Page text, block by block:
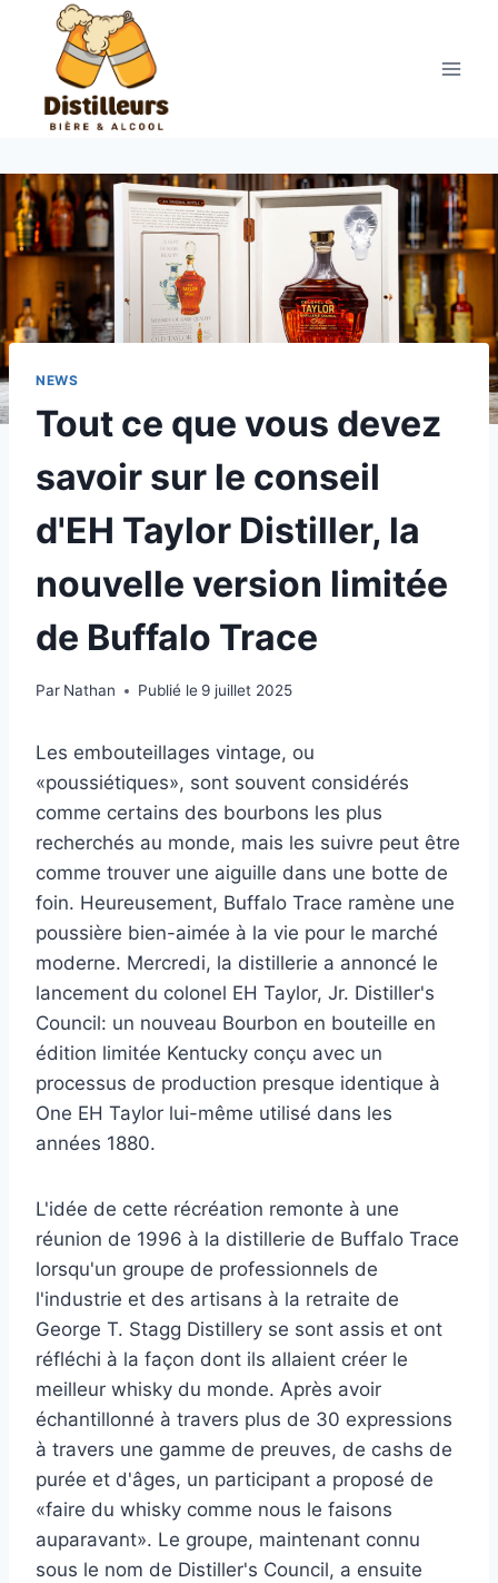
contenu
NEWS
Tout ce que vous devez
savoir sur le conseil
d'EH Taylor Distiller, la
nouvelle version limitée
de Buffalo Trace
Par Nathan Publié le 9 juillet 2025
Les embouteillages vintage, ou
«poussiétiques», sont souvent considérés
comme certains des bourbons les plus
recherchés au monde, mais les suivre peut être
comme trouver une aiguille dans une botte de
foin. Heureusement, Buffalo Trace ramène une
poussière bien-aimée à la vie pour le marché
moderne. Mercredi, la distillerie a annoncé le
lancement du colonel EH Taylor, Jr. Distiller's
Council: un nouveau Bourbon en bouteille en
édition limitée Kentucky conçu avec un
processus de production presque identique à
One EH Taylor lui-même utilisé dans les
années 1880.
L'idée de cette récréation remonte à une
réunion de 1996 à la distillerie de Buffalo Trace
lorsqu'un groupe de professionnels de
l'industrie et des artisans à la retraite de
George T. Stagg Distillery se sont assis et ont
réfléchi à la façon dont ils allaient créer le
meilleur whisky du monde. Après avoir
échantillonné à travers plus de 30 expressions
à travers une gamme de preuves, de cashs de
purée et d'âges, un participant a proposé de
«faire du whisky comme nous le faisons
auparavant». Le groupe, maintenant connu
sous le nom de Distiller's Council, a ensuite